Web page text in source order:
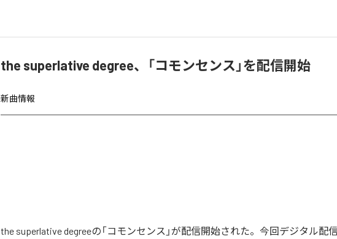
the superlative degree、「コモンセンス」を配信開始
新曲情報
the superlative degreeの「コモンセンス」が配信開始された。今回デジタル配